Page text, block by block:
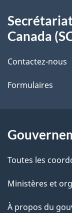
i
s
d
l
a
p
a
propos
ce
site
Canada
Contactez-nous
Formulaires
Toutes les
Ministères et
À propos du